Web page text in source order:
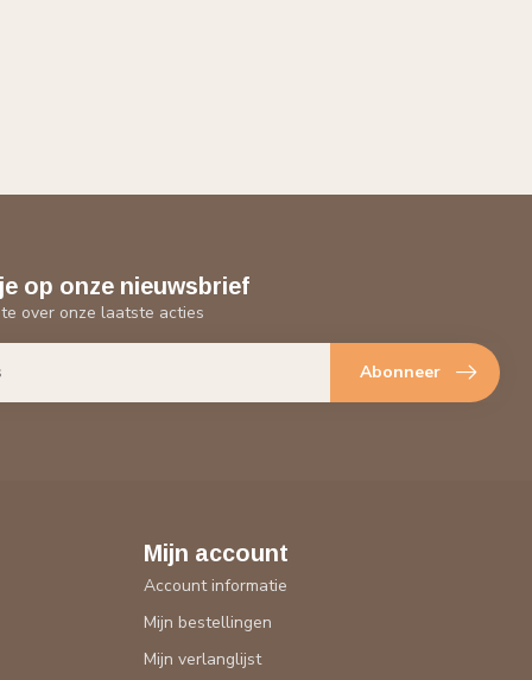
op onze nieuwsbrief
over onze laatste acties
Abonneer
Mijn account
Account informatie
Mijn bestellingen
Mijn verlanglijst